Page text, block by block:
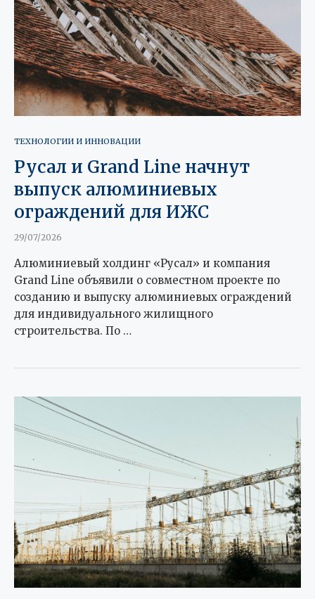
ТЕХНОЛОГИИ И ИННОВАЦИИ
Русал и Grand Line начнут
выпуск алюминиевых
ограждений для ИЖС
29/07/2026
Алюминиевый холдинг «Русал» и компания
Grand Line объявили о совместном проекте по
созданию и выпуску алюминиевых ограждений
для индивидуального жилищного
строительства. По …